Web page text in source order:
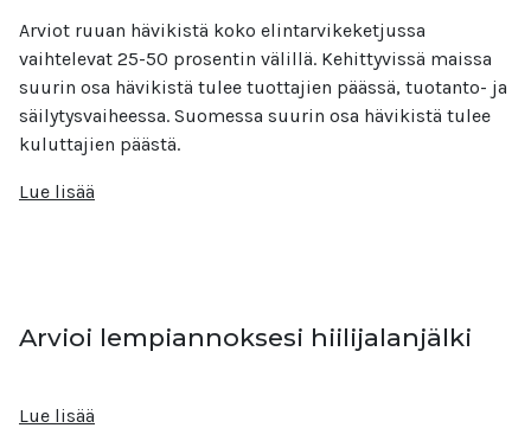
Arviot ruuan hävikistä koko elintarvikeketjussa
vaihtelevat 25-50 prosentin välillä. Kehittyvissä maissa
suurin osa hävikistä tulee tuottajien päässä, tuotanto- ja
säilytysvaiheessa. Suomessa suurin osa hävikistä tulee
kuluttajien päästä.
Lue lisää
Arvioi lempiannoksesi hiilijalanjälki
Lue lisää